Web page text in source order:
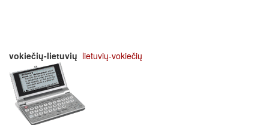
vokiečių-lietuvių lietuvių-vokiečių